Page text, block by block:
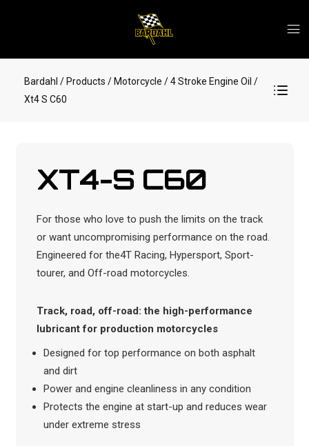
Bardahl / Products / Motorcycle / 4 Stroke Engine Oil /
Xt4 S C60
XT4-S C60
For those who love to push the limits on the track
or want uncompromising performance on the road.
Engineered for the4T Racing, Hypersport, Sport-
tourer, and Off-road motorcycles.
Track, road, off-road: the high-performance
lubricant for production motorcycles
Designed for top performance on both asphalt
and dirt
Power and engine cleanliness in any condition
Protects the engine at start-up and reduces wear
under extreme stress